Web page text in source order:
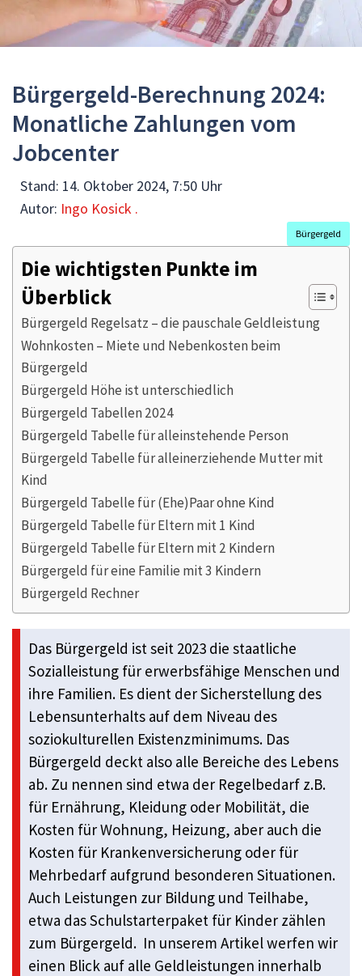
Bürgergeld-Berechnung 2024:
Monatliche Zahlungen vom
Jobcenter
Stand: 14. Oktober 2024, 7:50 Uhr
Autor: Ingo Kosick .
Bürgergeld
Die wichtigsten Punkte im
Überblick
Bürgergeld Regelsatz – die pauschale Geldleistung
Wohnkosten – Miete und Nebenkosten beim
Bürgergeld
Bürgergeld Höhe ist unterschiedlich
Bürgergeld Tabellen 2024
Bürgergeld Tabelle für alleinstehende Person
Bürgergeld Tabelle für alleinerziehende Mutter mit
Kind
Bürgergeld Tabelle für (Ehe)Paar ohne Kind
Bürgergeld Tabelle für Eltern mit 1 Kind
Bürgergeld Tabelle für Eltern mit 2 Kindern
Bürgergeld für eine Familie mit 3 Kindern
Bürgergeld Rechner
Das Bürgergeld ist seit 2023 die staatliche
Sozialleistung für erwerbsfähige Menschen und
ihre Familien. Es dient der Sicherstellung des
Lebensunterhalts auf dem Niveau des
soziokulturellen Existenzminimums. Das
Bürgergeld deckt also alle Bereiche des Lebens
ab. Zu nennen sind etwa der Regelbedarf z.B.
für Ernährung, Kleidung oder Mobilität, die
Kosten für Wohnung, Heizung, aber auch die
Kosten für Krankenversicherung oder für
Mehrbedarf aufgrund besonderen Situationen.
Auch Leistungen zur Bildung und Teilhabe,
etwa das Schulstarterpaket für Kinder zählen
zum Bürgergeld. In unserem Artikel werfen wir
einen Blick auf alle Geldleistungen innerhalb